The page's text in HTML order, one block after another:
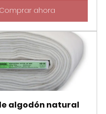
Comprar ahora
algodón natural